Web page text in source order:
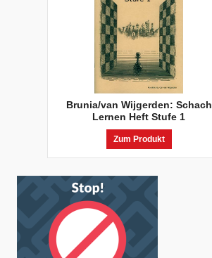
Brunia/van Wijgerden: Schach
Lernen Heft Stufe 1
Zum Produkt